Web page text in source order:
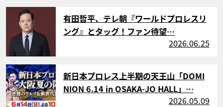
サムネイル
有田哲平、テレ朝『ワールドプロレスリ
ング』とタッグ！ファン待望…
2026.06.25
サムネイル
新日本プロレス上半期の天王山「DOMI
NION 6.14 in OSAKA-JO HALL」…
2026.05.09